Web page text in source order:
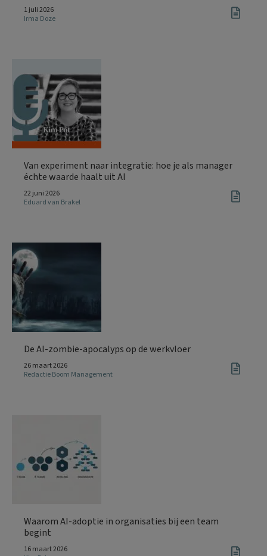
1 juli 2026
Irma Doze
Van experiment naar integratie: hoe je als manager
échte waarde haalt uit AI
22 juni 2026
Eduard van Brakel
De AI-zombie-apocalyps op de werkvloer
26 maart 2026
Redactie Boom Management
Waarom AI-adoptie in organisaties bij een team
begint
16 maart 2026